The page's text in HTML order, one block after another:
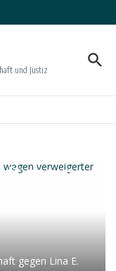
und Justiz
gegen
gegen Lina E.